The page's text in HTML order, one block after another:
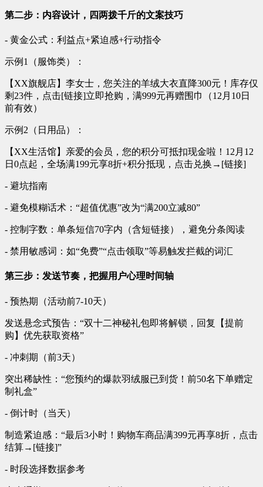
第二步：内容设计，四两拨千斤的文案技巧
- 黄金公式：利益点+紧迫感+行动指令
示例1（服饰类）：
【XX旗舰店】李女士，您关注的羊绒大衣直降300元！库存仅
剩23件，点击[链接]立即抢购，满999元再赠围巾（12月10日
前有效）
示例2（日用品）：
【XX生活馆】亲爱的会员，您的积分可抵扣现金啦！12月12
日0点起，全场满199元享8折+积分抵现，点击兑换→[链接]
- 避坑指南
- 避免模糊话术：“超值优惠”改为“满200立减80”
- 控制字数：单条短信70字内（含短链接），避免分条阅读
- 禁用敏感词：如“免费”“点击领取”等易触发拦截的词汇
第三步：发送节奏，把握用户心理时间轴
- 预热期（活动前7-10天）
发送悬念式预告：“双十二神秘礼包即将解锁，回复【提前
购】优先获取资格”
- 冲刺期（前3天）
突出稀缺性：“您预约的爆款羽绒服已到货！前50名下单赠定
制礼盒”
- 倒计时（当天）
制造紧迫感：“最后3小时！购物车商品满399元再享8折，点击
结算→[链接]”
- 时段选择数据参考